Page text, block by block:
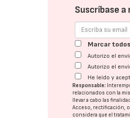
Suscríbase
Marcar todos
Autorizo el
Autorizo el
He leído y
Responsable:
relacionados con la
llevar a cabo las
Acceso, rectificación,
considera que el